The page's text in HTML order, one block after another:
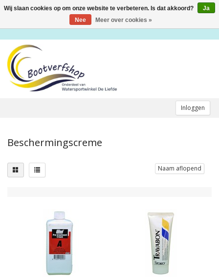
Inloggen
Toggle
Beschermingscreme
Naam aflopend
Wij slaan cookies op om onze website te verbeteren. Is dat akkoord?
Ja
Nee
Meer over cookies »